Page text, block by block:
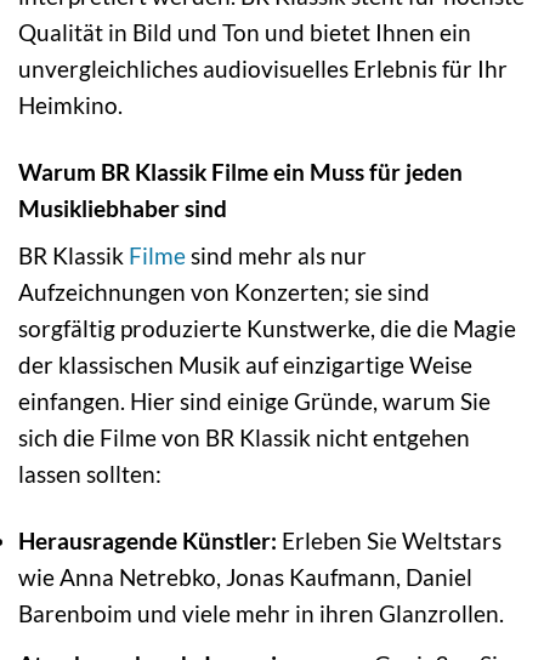
Qualität in Bild und Ton und bietet Ihnen ein
unvergleichliches audiovisuelles Erlebnis für Ihr
Heimkino.
Warum BR Klassik Filme ein Muss für jeden
Musikliebhaber sind
BR Klassik Filmesind mehr als nur
Aufzeichnungen von Konzerten; sie sind
sorgfältig produzierte Kunstwerke, die die Magie
der klassischen Musik auf einzigartige Weise
einfangen. Hier sind einige Gründe, warum Sie
sich die Filme von BR Klassik nicht entgehen
lassen sollten:
Herausragende Künstler: Erleben Sie Weltstars
wie Anna Netrebko, Jonas Kaufmann, Daniel
Barenboim und viele mehr in ihren Glanzrollen.